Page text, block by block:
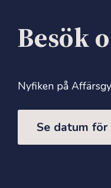
Besök
Nyfiken på
Se datum